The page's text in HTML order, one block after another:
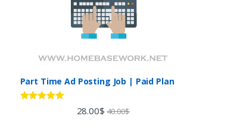
Part Time Ad Posting Job | Paid Plan
28.00$ 40.00$